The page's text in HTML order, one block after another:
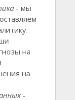
- мы
на
на
-